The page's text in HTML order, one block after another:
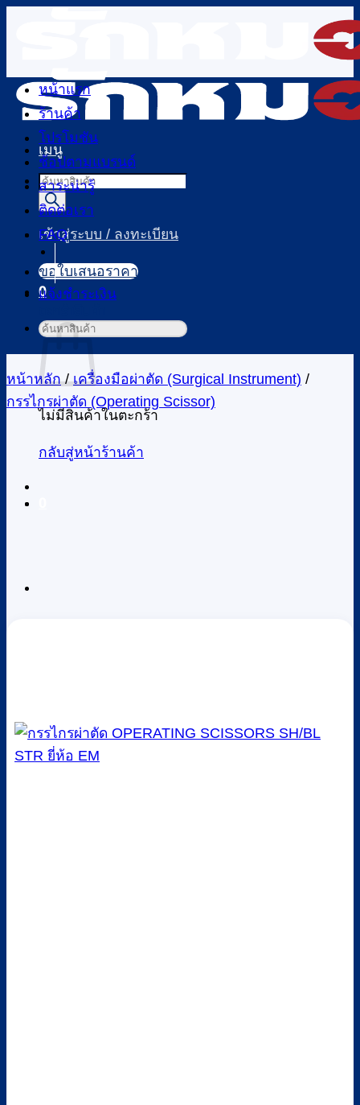
เนื้อหา
เมนู
Products
search
เข้าสู่ระบบ / ลงทะเบียน
0
ไม่มีสินค้าในตะกร้า
กลับสู่หน้าร้านค้า
หน้าแรก
ร้านค้า
โปรโมชัน
ช้อปตามแบรนด์
สาระน่ารู้
ติดต่อเรา
FAQ
ขอใบเสนอราคา
แจ้งชำระเงิน
ค้นหา:
หน้าหลัก / เครื่องมือผ่าตัด (Surgical Instrument) /
กรรไกรผ่าตัด (Operating Scissor)